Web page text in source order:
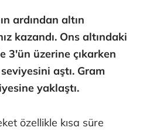
ardından altın
kazandı. Ons altındaki
3'ün üzerine çıkarken
aştı. Gram
yaklaştı.
özellikle kısa süre